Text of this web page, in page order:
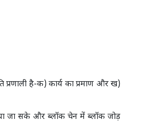
प्रणाली है-क) कार्य का प्रमाण और ख)
जा सके और ब्लॉक चेन में ब्लॉक जोड़